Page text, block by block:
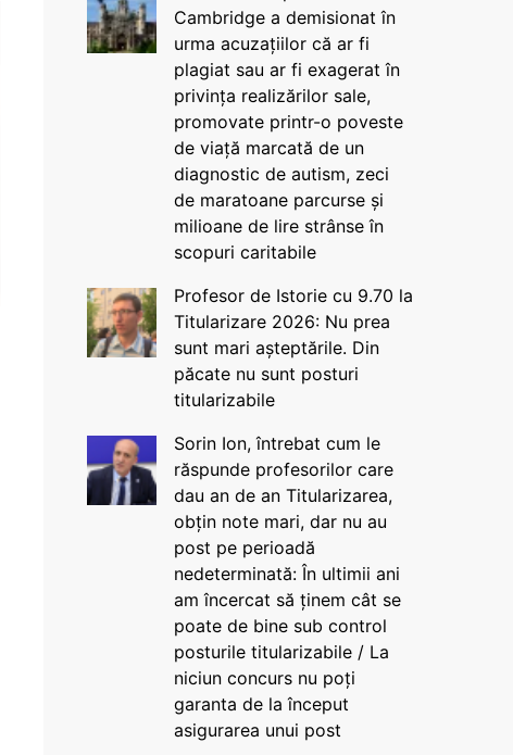
Cambridge a demisionat în
urma acuzațiilor că ar fi
plagiat sau ar fi exagerat în
privința realizărilor sale,
promovate printr-o poveste
de viață marcată de un
diagnostic de autism, zeci
de maratoane parcurse și
milioane de lire strânse în
scopuri caritabile
Profesor de Istorie cu 9.70 la
Titularizare 2026: Nu prea
sunt mari așteptările. Din
păcate nu sunt posturi
titularizabile
Sorin Ion, întrebat cum le
răspunde profesorilor care
dau an de an Titularizarea,
obțin note mari, dar nu au
post pe perioadă
nedeterminată: În ultimii ani
am încercat să ținem cât se
poate de bine sub control
posturile titularizabile / La
niciun concurs nu poți
garanta de la început
asigurarea unui post